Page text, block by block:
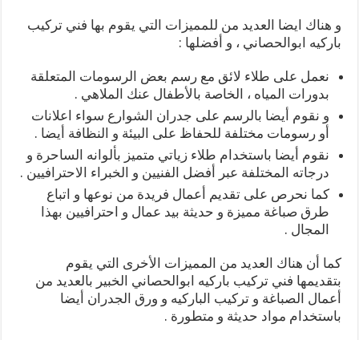
و هناك ايضا العديد من للمميزات التي يقوم بها فني تركيب
باركيه ابوالحصاني ، و أفضلها :
نعمل على طلاء لائق مع رسم بعض الرسومات المتعلقة
بدورات المياه ، الخاصة بالأطفال عنك الملاهي .
و نقوم أيضا بالرسم على جدران الشوارع سواء اعلانات
أو رسومات مختلفة للحفاظ على البيئة و النظافة أيضا .
نقوم أيضا باستخدام طلاء زياتي متميز بألوانه الساحرة و
درجاته المختلفة عبر أفضل الفنيين و الخبراء الاحترافيين .
كما نحرص على تقديم أعمال فريدة من نوعها و اتباع
طرق صباغة مميزة و حديثة بيد عمال و احترافيين بهذا
المجال .
كما أن هناك العديد من المميزات الأخرى التي يقوم
بتقديمها فني تركيب باركيه ابوالحصاني الخبير بالعديد من
أعمال الصباغة و تركيب الباركيه و ورق الجدران أيضا
باستخدام مواد حديثة و متطورة .